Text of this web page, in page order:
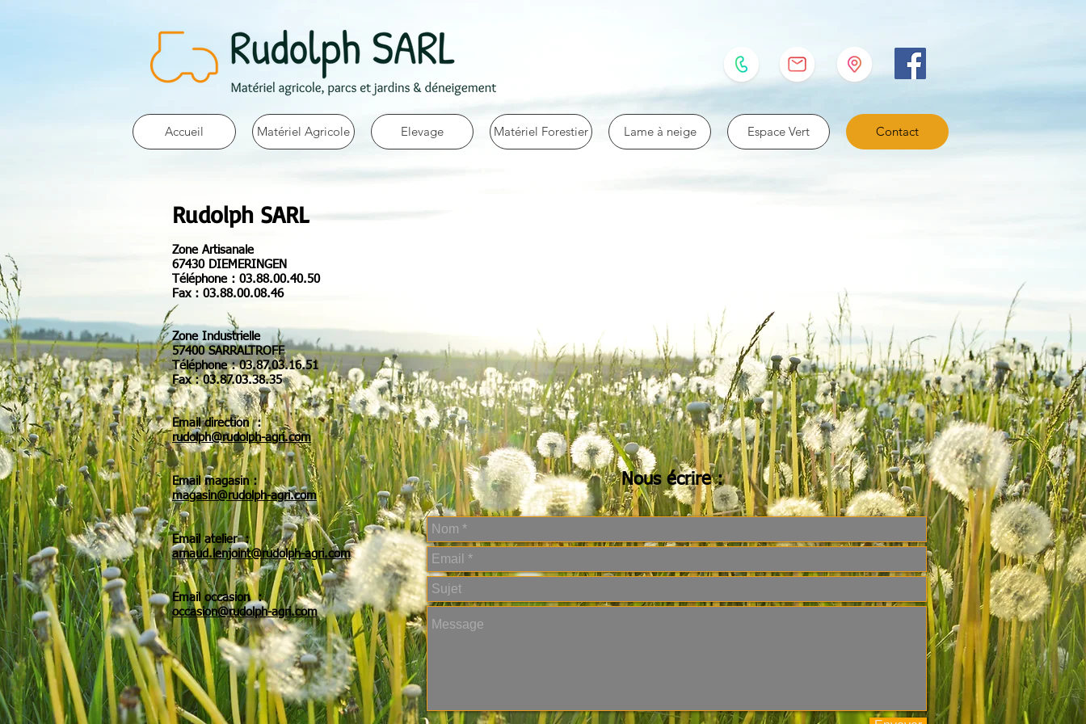
Accueil Matériel Agricole Elevage Matériel Forestier Lame à neige Espace Vert Contact
Rudolph SARL
Zone Artisanale
67430 DIEMERINGEN
Téléphone : 03.88.00.40.50
Fax : 03.88.00.08.46
Zone Industrielle
57400 SARRALTROFF
Téléphone : 03.87.03.16.51
Fax : 03.87.03.38.35
Email direction :
rudolph@rudolph-agri.com
Email magasin :
magasin@rudolph-agri.com
Email atelier :
arnaud.lenjoint@rudolph-agri.com
Email occasion :
occasion@rudolph-agri.com
Nous écrire :